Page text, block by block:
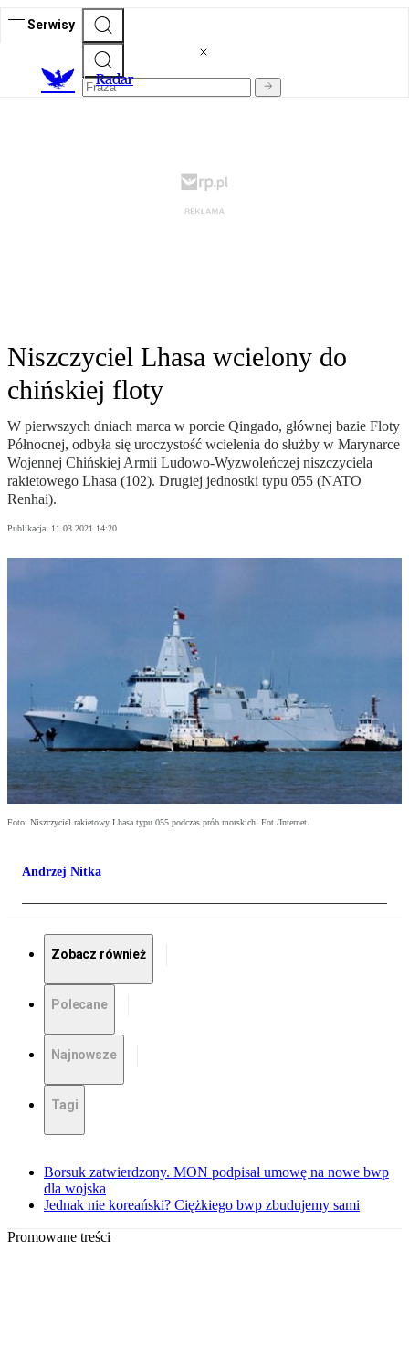
Serwisy
Radar
Niszczyciel Lhasa wcielony do
chińskiej floty
W pierwszych dniach marca w porcie Qingado, głównej bazie Floty
Północnej, odbyła się uroczystość wcielenia do służby w Marynarce
Wojennej Chińskiej Armii Ludowo-Wyzwoleńczej niszczyciela
rakietowego Lhasa (102). Drugiej jednostki typu 055 (NATO
Renhai).
Publikacja: 11.03.2021 14:20
Foto: Niszczyciel rakietowy Lhasa typu 055 podczas prób morskich. Fot./Internet.
Andrzej Nitka
Zobacz również
Polecane
Najnowsze
Tagi
Borsuk zatwierdzony. MON podpisał umowę na nowe bwp
dla wojska
Jednak nie koreański? Ciężkiego bwp zbudujemy sami
Promowane treści